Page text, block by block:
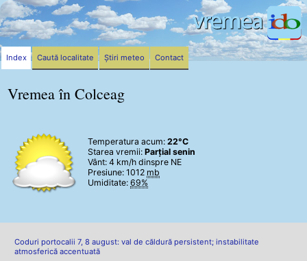
Vremea în Colceag
Temperatura acum: 22°C
Starea vremii: Parțial senin
Vânt: 4 km/h dinspre NE
Presiune: 1012 mb
Umiditate: 69%
Coduri portocalii 7, 8 august: val de căldură persistent; instabilitate
atmosferică accentuată
Index Caută localitate Știri meteo Contact